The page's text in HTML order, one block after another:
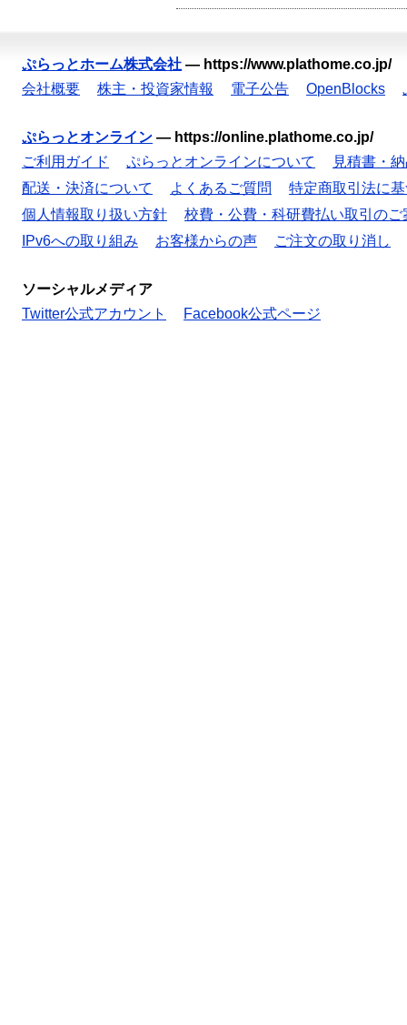
ぷらっとホーム株式会社 — https://www.plathome.co.jp/
会社概要
株主・投資家情報 電子公告 OpenBlocks
ぷらっとオンライン — https://online.plathome.co.jp/
ご利用ガイド
ぷらっとオンラインについて
見積書・
配送・決済について
よくあるご質問
特定商取引法に
個人情報取り扱い方針
校費・公費・科研費払い取引のご
IPv6への取り組み
お客様からの声 ご注文の取り消し
ソーシャルメディア
Twitter公式アカウント
Facebook公式ページ